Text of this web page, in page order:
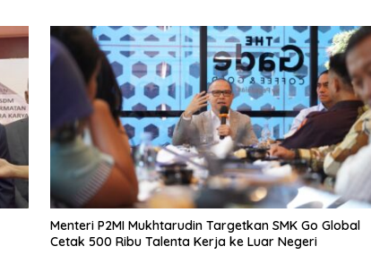
Menteri P2MI Mukhtarudin Targetkan SMK Go Global
Cetak 500 Ribu Talenta Kerja ke Luar Negeri